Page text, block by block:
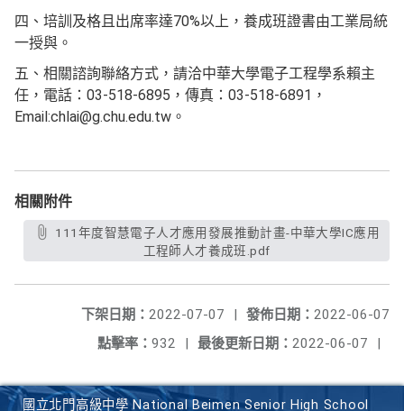
四、培訓及格且出席率達70%以上，養成班證書由工業局統
一授與。
五、相關諮詢聯絡方式，請洽中華大學電子工程學系賴主
任，電話：03-518-6895，傳真：03-518-6891，
Email:chlai@g.chu.edu.tw。
相關附件
工程師人才養成班.pdf
發佈日期： 2022-06-07
下架日期： 2022-07-07
|
最後更新日期： 2022-06-07 |
點擊率： 932 |
國立北門高級中學 National Beimen Senior High School